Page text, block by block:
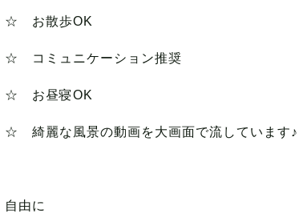
☆ お散歩OK
☆ コミュニケーション推奨
☆ お昼寝OK
☆ 綺麗な風景の動画を大画面で流しています♪
自由に